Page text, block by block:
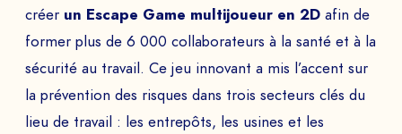
créer un Escape Game multijoueur en 2D afin de
former plus de 6 000 collaborateurs à la santé et à la
sécurité au travail. Ce jeu innovant a mis l’accent sur
la prévention des risques dans trois secteurs clés du
lieu de travail : les entrepôts, les usines et les